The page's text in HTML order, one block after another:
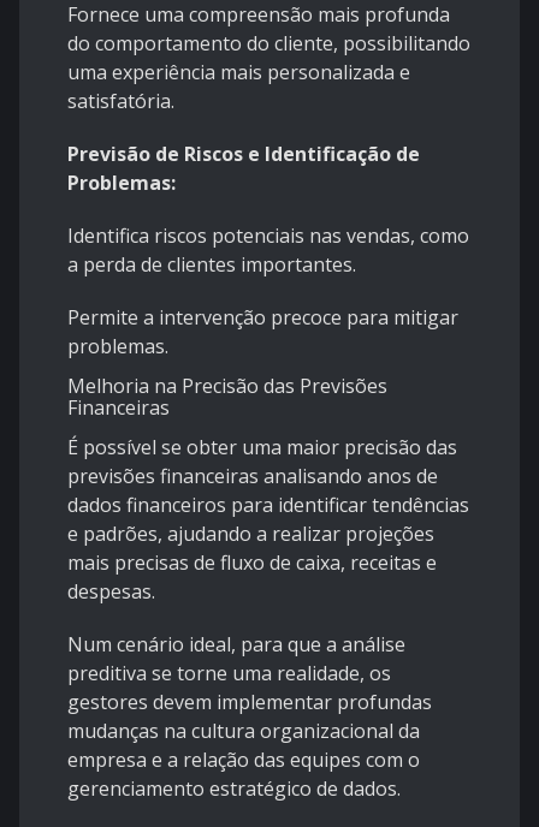
Fornece uma compreensão mais profunda
do comportamento do cliente, possibilitando
uma experiência mais personalizada e
satisfatória.
Previsão de Riscos e Identificação de
Problemas:
Identifica riscos potenciais nas vendas, como
a perda de clientes importantes.
Permite a intervenção precoce para mitigar
problemas.
Melhoria na Precisão das Previsões
Financeiras
É possível se obter uma maior precisão das
previsões financeiras analisando anos de
dados financeiros para identificar tendências
e padrões, ajudando a realizar projeções
mais precisas de fluxo de caixa, receitas e
despesas.
Num cenário ideal, para que a análise
preditiva se torne uma realidade, os
gestores devem implementar profundas
mudanças na cultura organizacional da
empresa e a relação das equipes com o
gerenciamento estratégico de dados.